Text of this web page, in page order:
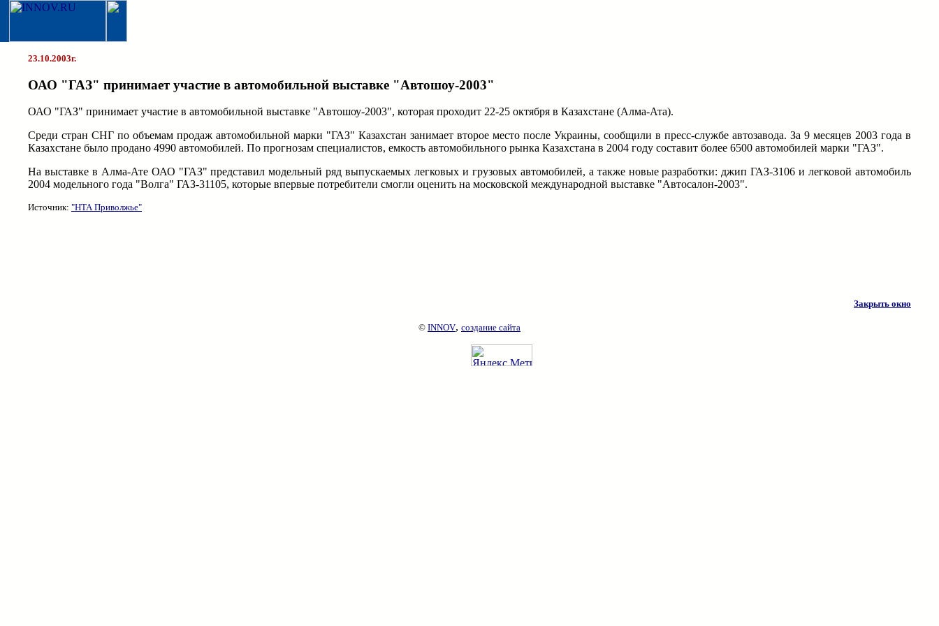
23.10.2003г.
ОАО "ГАЗ" принимает участие в автомобильной выставке "Автошоу-2003"
ОАО "ГАЗ" принимает участие в автомобильной выставке "Автошоу-2003", которая проходит 22-25 октября в Казахстане (Алма-Ата).
Среди стран СНГ по объемам продаж автомобильной марки "ГАЗ" Казахстан занимает второе место после Украины, сообщили в пресс-службе автозавода. За 9 месяцев 2003 года в
Казахстане было продано 4990 автомобилей. По прогнозам специалистов, емкость автомобильного рынка Казахстана в 2004 году составит более 6500 автомобилей марки "ГАЗ".
На выставке в Алма-Ате ОАО "ГАЗ" представил модельный ряд выпускаемых легковых и грузовых автомобилей, а также новые разработки: джип ГАЗ-3106 и легковой автомобиль
2004 модельного года "Волга" ГАЗ-31105, которые впервые потребители смогли оценить на московской международной выставке "Автосалон-2003".
Источник: "НТА Приволжье"
Закрыть окно
© INNOV, создание сайта